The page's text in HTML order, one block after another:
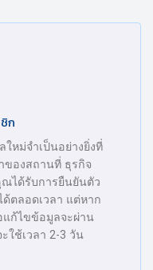
ก
หม่จำเป็นอย่างยิ่งที่
ของสถานที่ ธุรกิจ
ณได้รับการยืนยันตัว
ตลอดเวลา แต่หาก
ก้ไขข้อมูลจะผ่าน
ใช้เวลา 2-3 วัน